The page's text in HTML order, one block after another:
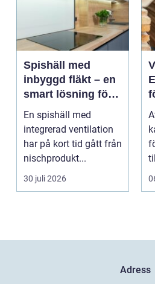
Spishäll med
inbyggd fläkt – en
smart lösning för
moderna kök
En spishäll med
integrerad ventilation
har på kort tid gått från
nischprodukt...
30 juli 2026
Adress